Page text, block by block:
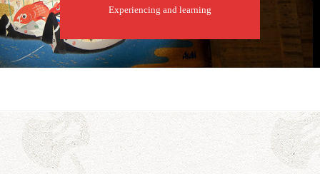
番」
眞／笑福亭仁福／幸助福助（漫才）／桂春若
Experiencing and learning